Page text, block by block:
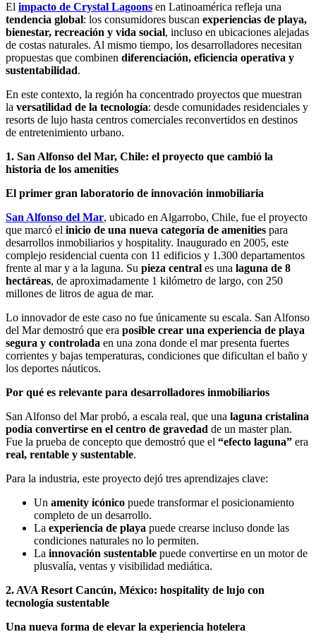
El impacto de Crystal Lagoons en Latinoamérica refleja una
tendencia global: los consumidores buscan experiencias de playa,
bienestar, recreación y vida social, incluso en ubicaciones alejadas
de costas naturales. Al mismo tiempo, los desarrolladores necesitan
propuestas que combinen diferenciación, eficiencia operativa y
sustentabilidad.
En este contexto, la región ha concentrado proyectos que muestran
la versatilidad de la tecnología: desde comunidades residenciales y
resorts de lujo hasta centros comerciales reconvertidos en destinos
de entretenimiento urbano.
1. San Alfonso del Mar, Chile: el proyecto que cambió la
historia de los amenities
El primer gran laboratorio de innovación inmobiliaria
San Alfonso del Mar, ubicado en Algarrobo, Chile, fue el proyecto
que marcó el inicio de una nueva categoría de amenities para
desarrollos inmobiliarios y hospitality. Inaugurado en 2005, este
complejo residencial cuenta con 11 edificios y 1.300 departamentos
frente al mar y a la laguna. Su pieza central es una laguna de 8
hectáreas, de aproximadamente 1 kilómetro de largo, con 250
millones de litros de agua de mar.
Lo innovador de este caso no fue únicamente su escala. San Alfonso
del Mar demostró que era posible crear una experiencia de playa
segura y controlada en una zona donde el mar presenta fuertes
corrientes y bajas temperaturas, condiciones que dificultan el baño y
los deportes náuticos.
Por qué es relevante para desarrolladores inmobiliarios
San Alfonso del Mar probó, a escala real, que una laguna cristalina
podía convertirse en el centro de gravedad de un master plan.
Fue la prueba de concepto que demostró que el “efecto laguna” era
real, rentable y sustentable.
Para la industria, este proyecto dejó tres aprendizajes clave:
Un amenity icónico puede transformar el posicionamiento
completo de un desarrollo.
La experiencia de playa puede crearse incluso donde las
condiciones naturales no lo permiten.
La innovación sustentable puede convertirse en un motor de
plusvalía, ventas y visibilidad mediática.
2. AVA Resort Cancún, México: hospitality de lujo con
tecnología sustentable
Una nueva forma de elevar la experiencia hotelera